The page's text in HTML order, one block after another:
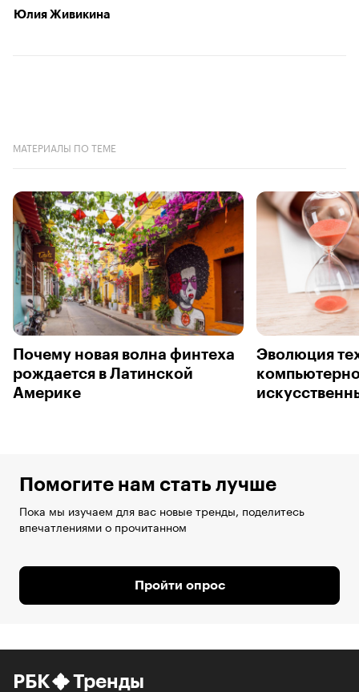
Юлия Живикина
МАТЕРИАЛЫ ПО ТЕМЕ
Почему новая волна финтеха
рождается в Латинской
Америке
Эволюция
Помогите нам стать лучше
Пока мы изучаем для вас новые тренды, поделитесь
впечатлениями о прочитанном
Пройти опрос
РБК Тренды